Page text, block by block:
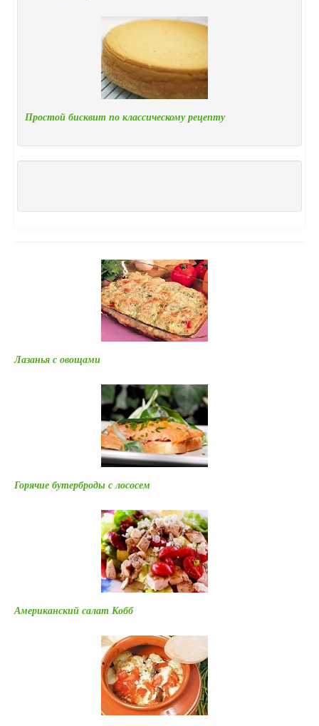
Простой бисквит по классическому рецепту
Лазанья с овощами
Горячие бутерброды с лососем
Американский салат Кобб